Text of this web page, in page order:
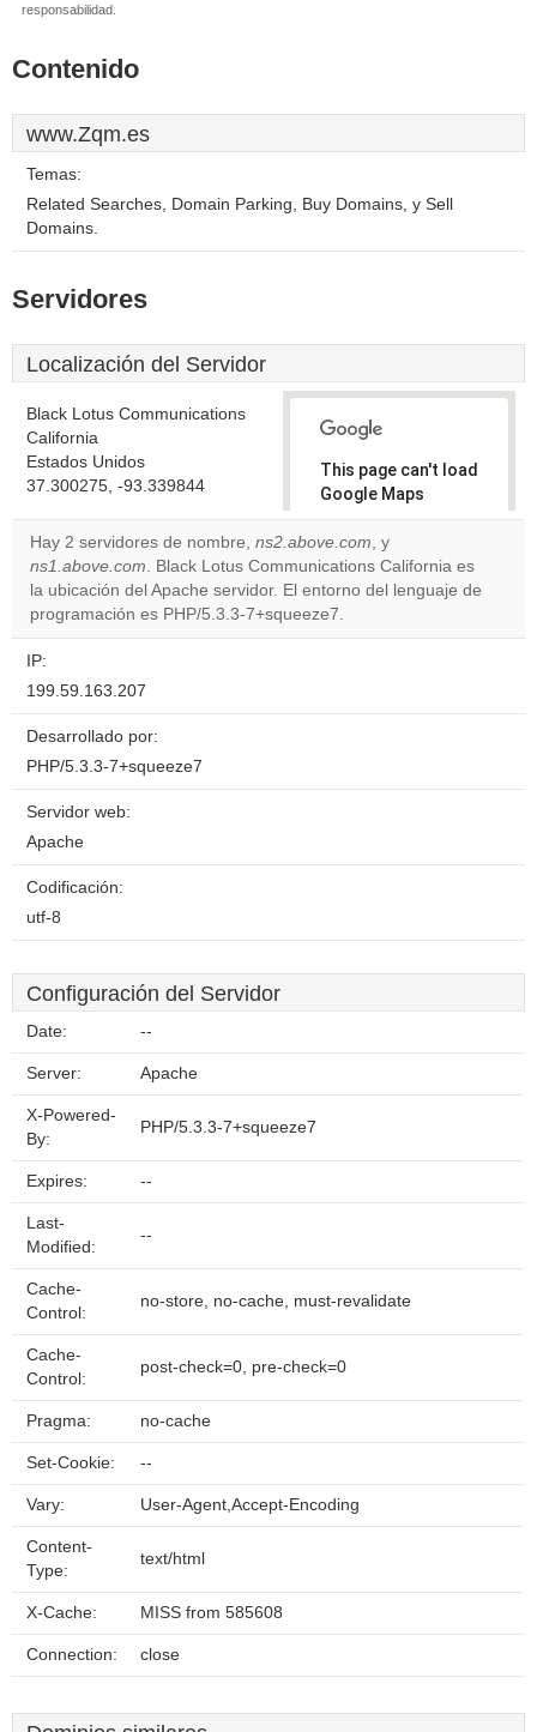
responsabilidad.
Contenido
www.Zqm.es
Temas:
Related Searches, Domain Parking, Buy Domains, y Sell
Domains.
Servidores
Localización del Servidor
Black Lotus Communications
California
Estados Unidos
37.300275, -93.339844
This page can't load
Google Maps
correctly.
Do you
own this
website?
OK
Hay 2 servidores de nombre, ns2.above.com, y
ns1.above.com. Black Lotus Communications California es
la ubicación del Apache servidor. El entorno del lenguaje de
programación es PHP/5.3.3-7+squeeze7.
IP:
199.59.163.207
Desarrollado por:
PHP/5.3.3-7+squeeze7
Servidor web:
Apache
Codificación:
utf-8
Configuración del Servidor
Date: --
Server: Apache
X-Powered-
By:
PHP/5.3.3-7+squeeze7
Expires: --
Last-
Modified:
--
Cache-
Control:
no-store, no-cache, must-revalidate
Cache-
Control:
post-check=0, pre-check=0
Pragma: no-cache
Set-Cookie: --
Vary: User-Agent,Accept-Encoding
Content-
Type:
text/html
X-Cache: MISS from 585608
Connection: close